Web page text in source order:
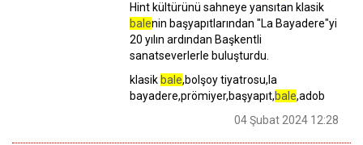
Hint kültürünü sahneye yansıtan klasik
balenin başyapıtlarından "La Bayadere"yi
20 yılın ardından Başkentli
sanatseverlerle buluşturdu.
klasik bale,bolşoy tiyatrosu,la
bayadere,prömiyer,başyapıt,bale,adob
04 Şubat 2024 12:28